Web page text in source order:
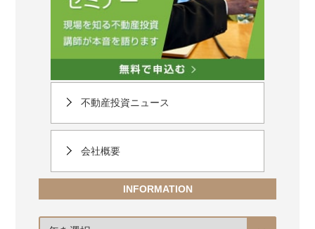
不動産投資ニュース
会社概要
INFORMATION
ア